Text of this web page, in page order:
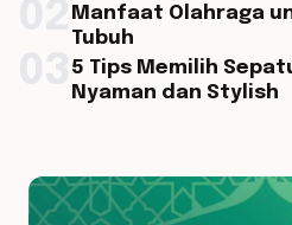
Manfaat Olahraga
Tubuh
5 Tips Memilih
Nyaman dan Stylish